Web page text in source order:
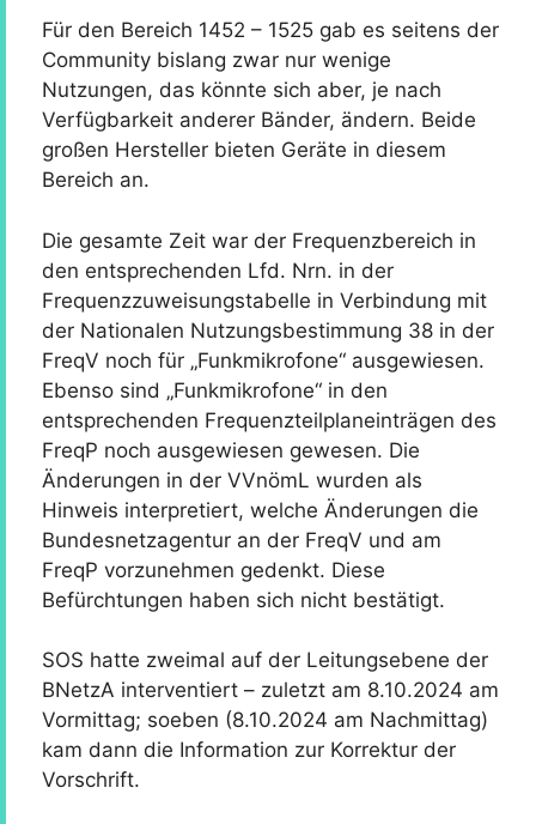
Für den Bereich 1452 – 1525 gab es seitens der
Community bislang zwar nur wenige
Nutzungen, das könnte sich aber, je nach
Verfügbarkeit anderer Bänder, ändern. Beide
großen Hersteller bieten Geräte in diesem
Bereich an.
Die gesamte Zeit war der Frequenzbereich in
den entsprechenden Lfd. Nrn. in der
Frequenzzuweisungstabelle in Verbindung mit
der Nationalen Nutzungsbestimmung 38 in der
FreqV noch für „Funkmikrofone“ ausgewiesen.
Ebenso sind „Funkmikrofone“ in den
entsprechenden Frequenzteilplaneinträgen des
FreqP noch ausgewiesen gewesen. Die
Änderungen in der VVnömL wurden als
Hinweis interpretiert, welche Änderungen die
Bundesnetzagentur an der FreqV und am
FreqP vorzunehmen gedenkt. Diese
Befürchtungen haben sich nicht bestätigt.
SOS hatte zweimal auf der Leitungsebene der
BNetzA interventiert – zuletzt am 8.10.2024 am
Vormittag; soeben (8.10.2024 am Nachmittag)
kam dann die Information zur Korrektur der
Vorschrift.